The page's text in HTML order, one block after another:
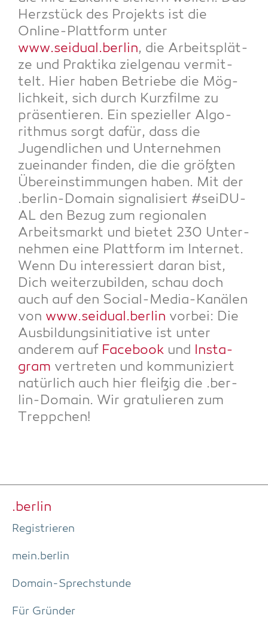
Herz­stück des Pro­jekts ist die
Online-Platt­form unter
www.seidual.berlin, die Arbeits­plät­
ze und Prak­ti­ka ziel­ge­nau ver­mit­
telt. Hier haben Betrie­be die Mög­
lich­keit, sich durch Kurz­fil­me zu
prä­sen­tie­ren. Ein spe­zi­el­ler Algo­
rith­mus sorgt dafür, dass die
Jugend­li­chen und Unter­neh­men
zuein­an­der fin­den, die die größ­ten
Über­ein­stim­mun­gen haben. Mit der
.ber­lin-Domain signa­li­siert #sei­DU­
AL den Bezug zum regio­na­len
Arbeits­markt und bie­tet 230 Unter­
neh­men eine Platt­form im Inter­net.
Wenn Du inter­es­siert dar­an bist,
Dich wei­ter­zu­bil­den, schau doch
auch auf den Social-Media-Kanä­len
von www.seidual.berlin vor­bei: Die
Aus­bil­dungs­in­itia­ti­ve ist unter
ande­rem auf Face­book und Insta­
gram ver­tre­ten und kom­mu­ni­ziert
natür­lich auch hier flei­ßig die .ber­
lin-Domain. Wir gra­tu­lie­ren zum
Treppchen!
.ber­lin
Regis­trie­ren
mein.berlin
Domain-Sprech­stun­de
Für Grün­der